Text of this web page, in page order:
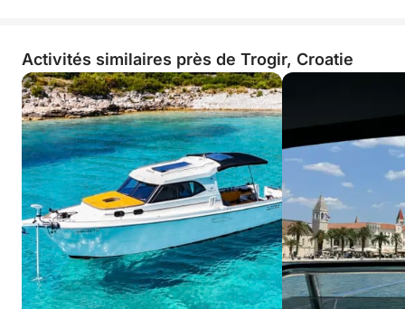
Activités similaires près de Trogir, Croatie